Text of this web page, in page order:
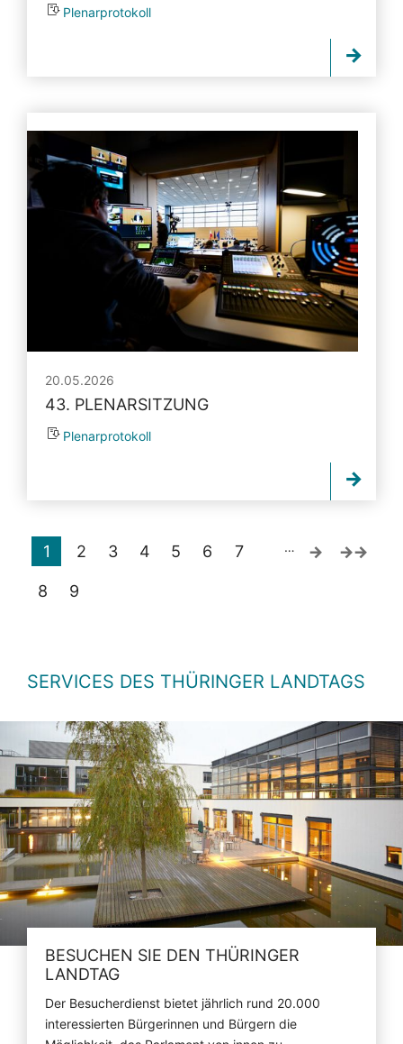
Plenarprotokoll
20.05.2026
43. PLENARSITZUNG
Plenarprotokoll
1 2 3 4 5 6 7
8 9
…
SERVICES DES THÜRINGER LANDTAGS
BESUCHEN SIE DEN THÜRINGER
LANDTAG
Der Besucherdienst bietet jährlich rund 20.000
interessierten Bürgerinnen und Bürgern die